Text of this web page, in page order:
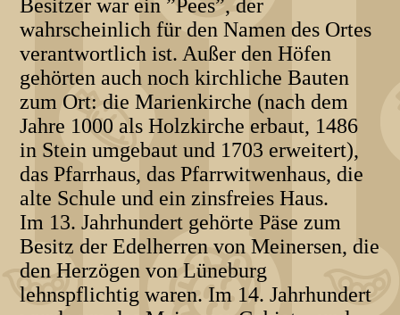
Besitzer war ein ”Pees”, der
wahrscheinlich für den Namen des Ortes
verantwortlich ist. Außer den Höfen
gehörten auch noch kirchliche Bauten
zum Ort: die Marienkirche (nach dem
Jahre 1000 als Holzkirche erbaut, 1486
in Stein umgebaut und 1703 erweitert),
das Pfarrhaus, das Pfarrwitwenhaus, die
alte Schule und ein zinsfreies Haus.
Im 13. Jahrhundert gehörte Päse zum
Besitz der Edelherren von Meinersen, die
den Herzögen von Lüneburg
lehnspflichtig waren. Im 14. Jahrhundert